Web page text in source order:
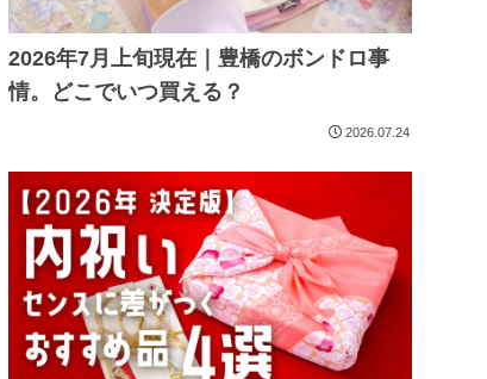
2026年7月上旬現在｜豊橋のボンドロ事
情。どこでいつ買える？
2026.07.24